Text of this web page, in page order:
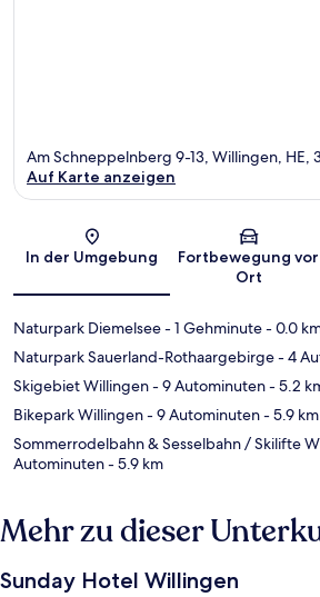
Karte
Am Schneppelnberg 9-13, Willingen, HE,
Auf Karte anzeigen
In der Umgebung
Fortbewegung vor
Ort
Naturpark Diemelsee- 1 Gehminute- 0.0
Naturpark Sauerland-Rothaargebirge- 4
Skigebiet Willingen- 9 Autominuten- 5.2
Bikepark Willingen- 9 Autominuten- 5.9 km
Sommerrodelbahn & Sesselbahn / Skilifte
Autominuten- 5.9 km
Mehr zu dieser
Sunday Hotel Willingen